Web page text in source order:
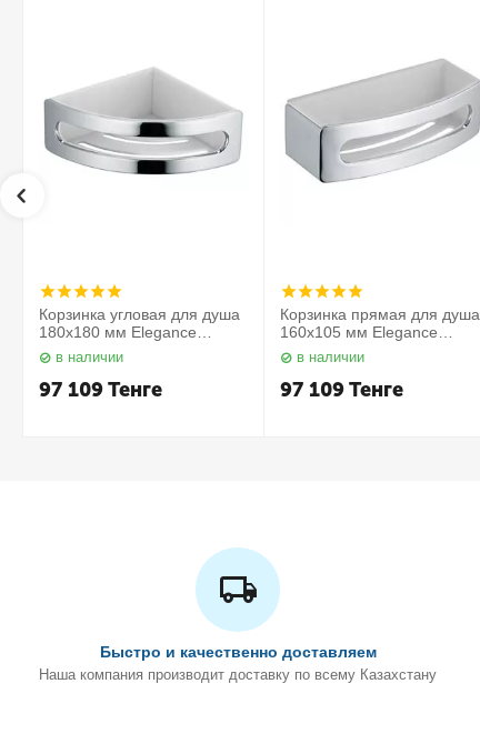
Корзинка угловая для душа
180х180 мм Elegance
11657010000 Keuco
в наличии
97 109Тенге
Корзинка прямая для душа
160х105 мм Elegance
11658010000 Keuco
в наличии
97 109Тенге
Быстро и качественно доставляем
Наша компания производит доставку по всему Казахстану